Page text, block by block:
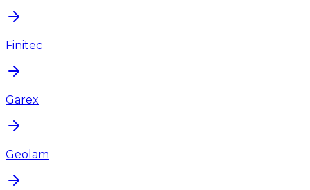
Finitec
Garex
Geolam